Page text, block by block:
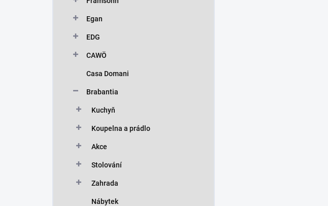
Egan
EDG
CAWÖ
Casa Domani
Brabantia
Kuchyň
Koupelna a prádlo
Akce
Stolování
Zahrada
Nábytek